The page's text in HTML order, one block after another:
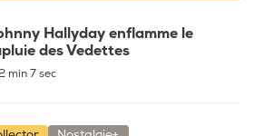
Hallyday enflamme le
des Vedettes
min 7 sec